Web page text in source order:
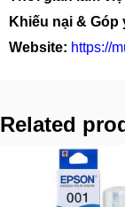
Khiếu nại & Góp
Website: https://
Related